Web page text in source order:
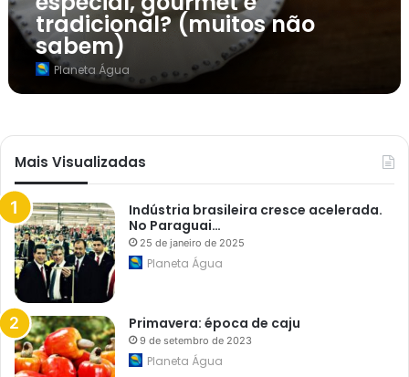
ç
a
e
f
p
e
c
g
o
u
r
m
e
tradicional? (muitos não
sabem)
Planeta Água
Mais Visualizadas
Indústria brasileira cresce acelerada.
No Paraguai…
25 de janeiro de 2025
Planeta Água
Primavera: época de caju
9 de setembro de 2023
Planeta Água